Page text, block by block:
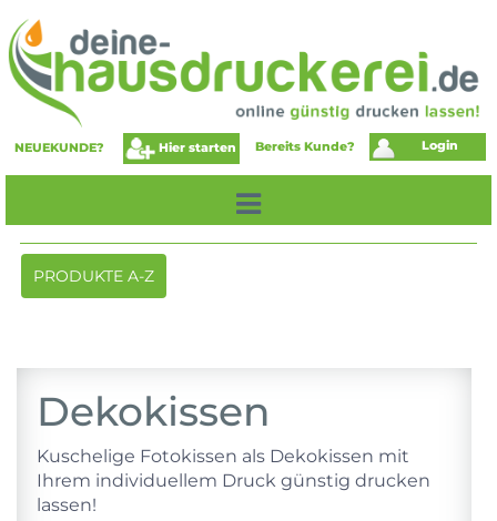
NEUEKUNDE? Hier starten Bereits Kunde? Login
Toggle
navigation
PRODUKTE A-Z
Dekokissen
Kuschelige Fotokissen als Dekokissen mit
Ihrem individuellem Druck günstig drucken
lassen!